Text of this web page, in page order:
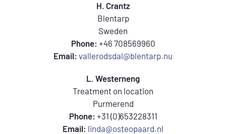
H. Crantz
Blentarp
Sweden
Phone: +46 708569960
Email: vallerodsdal@blentarp.nu
L. Westerneng
Treatment on location
Purmerend
Phone: +31 (0)653228311
Email: linda@osteopaard.nl